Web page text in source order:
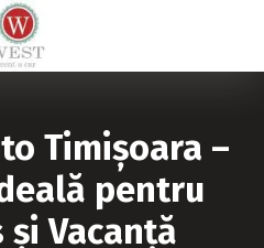
Timișoara –
pentru
și Vacanță